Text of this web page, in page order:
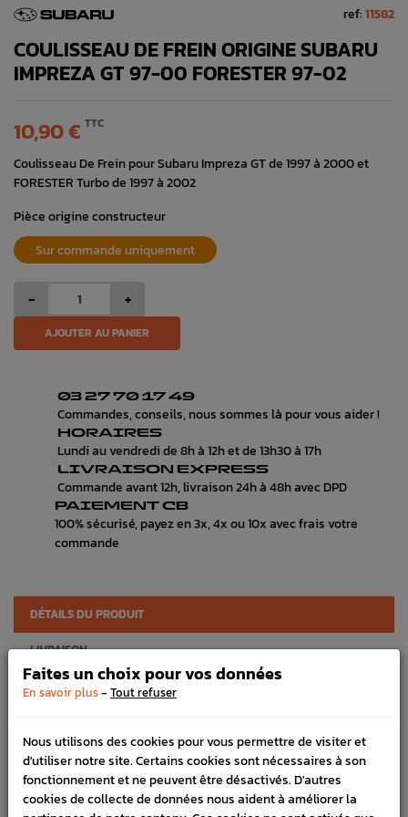
ref:11582
COULISSEAU DE FREIN ORIGINE SUBARU
IMPREZA GT 97-00 FORESTER 97-02
10,90 € TTC
Coulisseau De Frein pour Subaru Impreza GT de 1997 à 2000 et
FORESTER Turbo de 1997 à 2002
Pièce origine constructeur
Sur commande uniquement
- +
AJOUTER AU PANIER
03 27 70 17 49
Commandes, conseils, nous sommes là pour vous aider !
HORAIRES
Lundi au vendredi de 8h à 12h et de 13h30 à 17h
LIVRAISON EXPRESS
Commande avant 12h, livraison 24h à 48h avec DPD
PAIEMENT CB
100% sécurisé, payez en 3x, 4x ou 10x avec frais votre
commande
DÉTAILS DU PRODUIT
LIVRAISON
VÉHICULES COMPATIBLE
Marque :SUBARU
Référence :11582
Faites un choix pour vos données
En savoir plus- Tout refuser
Nous utilisons des cookies pour vous permettre de visiter et
d'utiliser notre site. Certains cookies sont nécessaires à son
fonctionnement et ne peuvent être désactivés. D'autres
cookies de collecte de données nous aident à améliorer la